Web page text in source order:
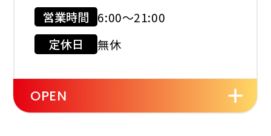
店舗サービス
営業時間 6:00～21:00
定休日
無休
OPEN